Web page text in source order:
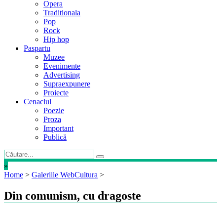
Opera
Traditionala
Pop
Rock
Hip hop
Paspartu
Muzee
Evenimente
Advertising
Supraexpunere
Proiecte
Cenaclul
Poezie
Proza
Important
Publică
»
Home > Galeriile WebCultura >
Din comunism, cu dragoste